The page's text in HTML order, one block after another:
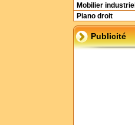
Mobilier industriel
Piano droit
Publicité